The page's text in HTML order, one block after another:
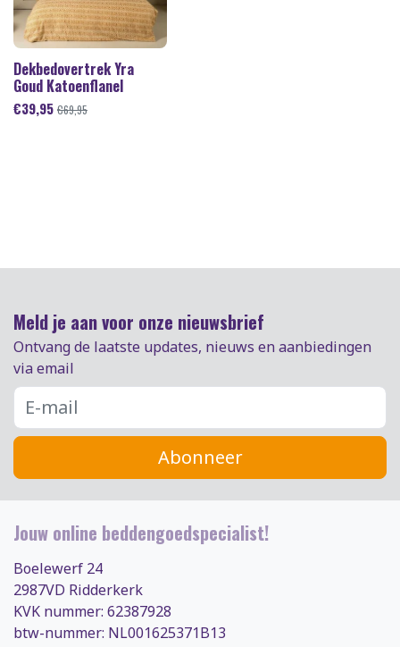
Dekbedovertrek Yra
Goud Katoenflanel
€39,95 €69,95
Meld je aan voor onze nieuwsbrief
Ontvang de laatste updates, nieuws en aanbiedingen
via email
Abonneer
Jouw online beddengoedspecialist!
Boelewerf 24
2987VD Ridderkerk
KVK nummer: 62387928
btw-nummer: NL001625371B13